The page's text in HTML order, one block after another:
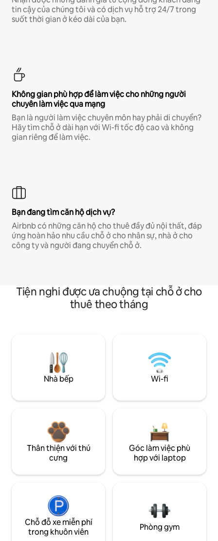
tin cậy của chúng tôi và có dịch vụ hỗ trợ 24/7 trong
suốt thời gian ở kéo dài của bạn.
Không gian phù hợp để làm việc cho những người
chuyên làm việc qua mạng
Bạn là người làm việc chuyên môn hay phải di chuyển?
Hãy tìm chỗ ở dài hạn với Wi-fi tốc độ cao và không
gian riêng để làm việc.
Bạn đang tìm căn hộ dịch vụ?
Airbnb có những căn hộ cho thuê đầy đủ nội thất, đáp
ứng hoàn hảo nhu cầu chỗ ở cho nhân sự, nhà ở cho
công ty và người đang chuyển chỗ ở.
Tiện nghi được ưa chuộng tại chỗ ở cho
thuê theo tháng
Nhà bếp Wi-fi
Thân thiện với thú
cưng
Góc làm việc phù
hợp với laptop
Chỗ đỗ xe miễn phí
trong khuôn viên
Phòng gym